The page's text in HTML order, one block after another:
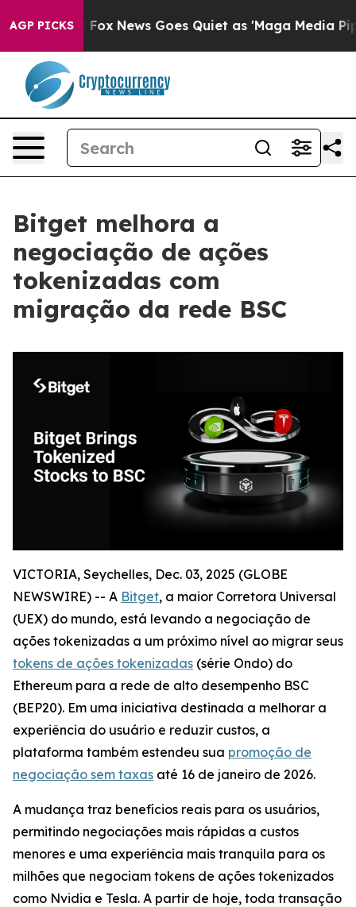
AGP PICKS
Exist Fox News Goes Quiet as 'Maga Media
Bitget melhora a
negociação de ações
tokenizadas com
migração da rede BSC
VICTORIA, Seychelles, Dec. 03, 2025 (GLOBE
NEWSWIRE) -- A Bitget, a maior Corretora Universal
(UEX) do mundo, está levando a negociação de
ações tokenizadas a um próximo nível ao migrar seus
tokens de ações tokenizadas (série Ondo) do
Ethereum para a rede de alto desempenho BSC
(BEP20). Em uma iniciativa destinada a melhorar a
experiência do usuário e reduzir custos, a
plataforma também estendeu sua promoção de
negociação sem taxas até 16 de janeiro de 2026.
A mudança traz benefícios reais para os usuários,
permitindo negociações mais rápidas a custos
menores e uma experiência mais tranquila para os
milhões que negociam tokens de ações tokenizados
como Nvidia e Tesla. A partir de hoje, toda transação